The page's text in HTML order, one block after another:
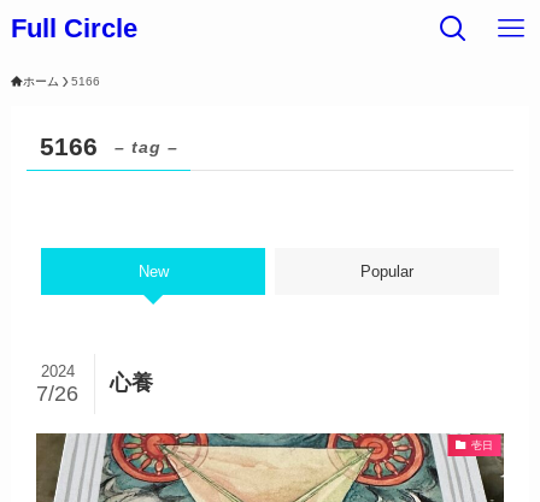
Full Circle
ホーム 5166
5166 – tag –
New Popular
心養
2024
7/26
壱日